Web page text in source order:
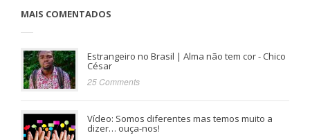
MAIS COMENTADOS
Estrangeiro no Brasil | Alma não tem cor - Chico
César
25 Comments
Vídeo: Somos diferentes mas temos muito a
dizer… ouça-nos!